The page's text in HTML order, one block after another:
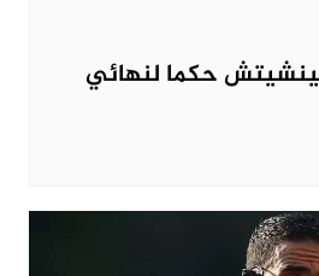
حكما لنهائي